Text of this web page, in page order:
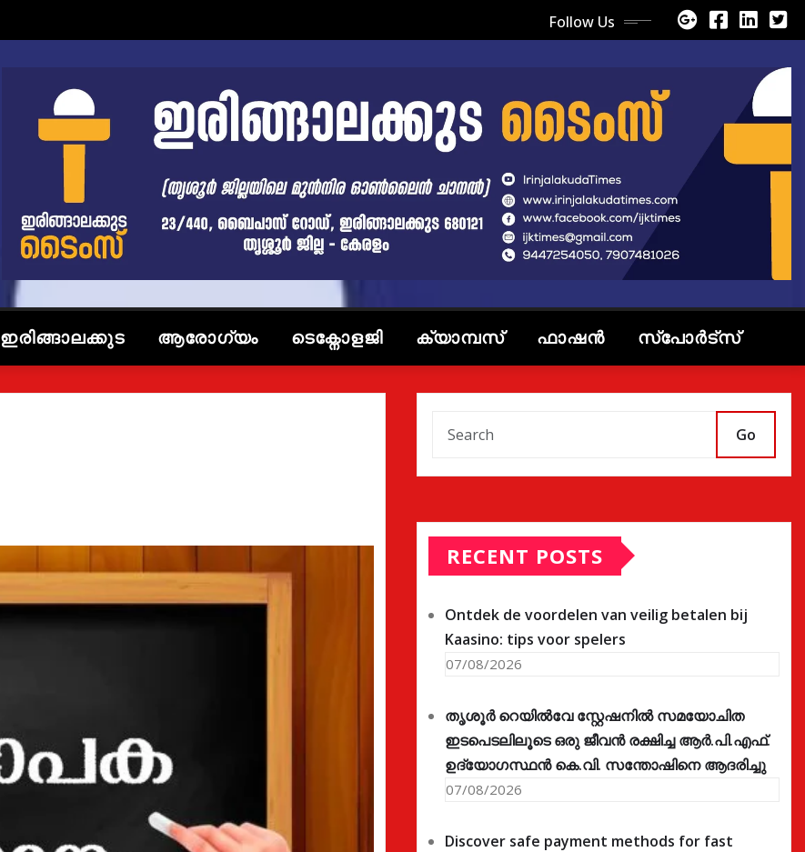
Follow Us
ഇരിങ്ങാലക്കുട ആരോഗ്യം ടെക്നോളജി ക്യാമ്പസ് ഫാഷൻ സ്പോർട്സ്
Go
RECENT POSTS
Ontdek de voordelen van veilig betalen bij
Kaasino: tips voor spelers
07/08/2026
തൃശൂർ റെയിൽവേ സ്റ്റേഷനിൽ സമയോചിത
ഇടപെടലിലൂടെ ഒരു ജീവൻ രക്ഷിച്ച ആർ.പി.എഫ്.
ഉദ്യോഗസ്ഥൻ കെ.വി. സന്തോഷിനെ ആദരിച്ചു
07/08/2026
Discover safe payment methods for fast